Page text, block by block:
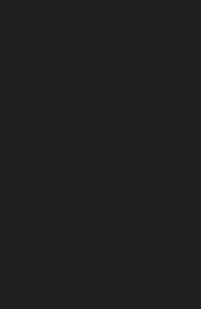
Bojan Vasković i Natalie
Bojan Vasković i Natalie
suradnji s Natalie: ''Ovo je za sve